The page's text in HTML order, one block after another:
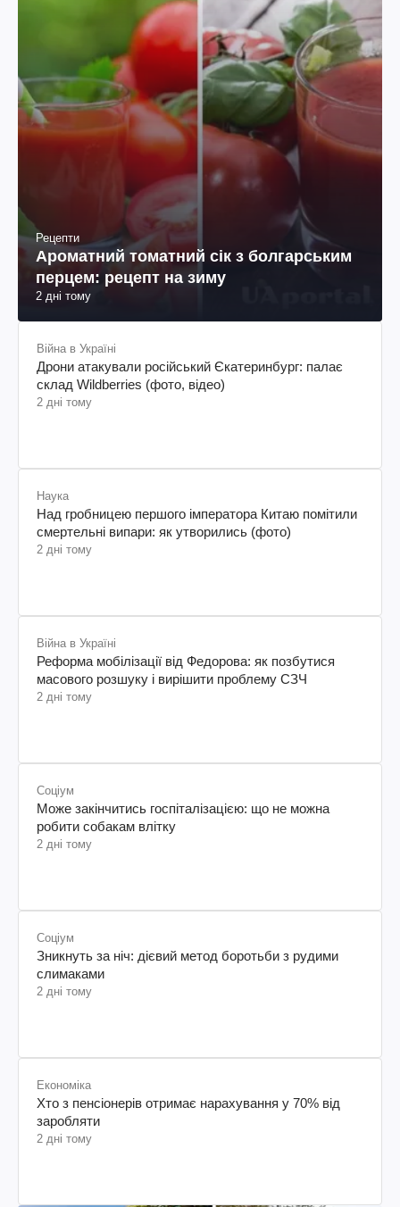
Рецепти
Ароматний томатний сік з болгарським
перцем: рецепт на зиму
2 дні тому
Війна в Україні
Дрони атакували російський Єкатеринбург: палає
склад Wildberries (фото, відео)
2 дні тому
Наука
Над гробницею першого імператора Китаю помітили
смертельні випари: як утворились (фото)
2 дні тому
Війна в Україні
Реформа мобілізації від Федорова: як позбутися
масового розшуку і вирішити проблему СЗЧ
2 дні тому
Соціум
Може закінчитись госпіталізацією: що не можна
робити собакам влітку
2 дні тому
Соціум
Зникнуть за ніч: дієвий метод боротьби з рудими
слимаками
2 дні тому
Економіка
Хто з пенсіонерів отримає нарахування у 70% від
заробляти
2 дні тому